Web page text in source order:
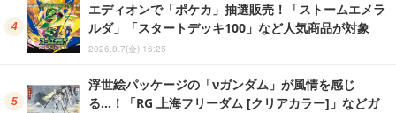
エディオンで「ポケカ」抽選販売！「ストームエメラ
ルダ」「スタートデッキ100」など人気商品が対象
2026.8.7(金) 16:25
浮世絵パッケージの「νガンダム」が風情を感じ
る…！「RG 上海フリーダム [クリアカラー]」などガ